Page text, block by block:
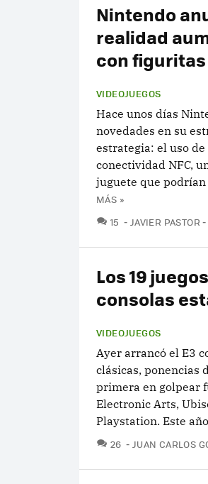
Nintendo
realidad
con
VIDEOJUEGOS
Hace unos días
novedades en su
estrategia: el uso
conectividad NFC,
juguete que
MÁS »
15 COMENTARIOS
JAVIER PASTOR
Los 19
consolas
VIDEOJUEGOS
Ayer arrancó el E3
clásicas, ponencias
primera en golpear
Electronic Arts,
Playstation. Este
26 COMENTARIOS
JUAN CARLOS